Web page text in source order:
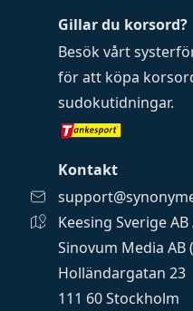
Gillar du korsord?
Besök vårt
för att köpa
sudokutidningar.
Kontakt
Keesing Sverige AB
Sinovum Media AB
Holländargatan 23
111 60 Stockholm